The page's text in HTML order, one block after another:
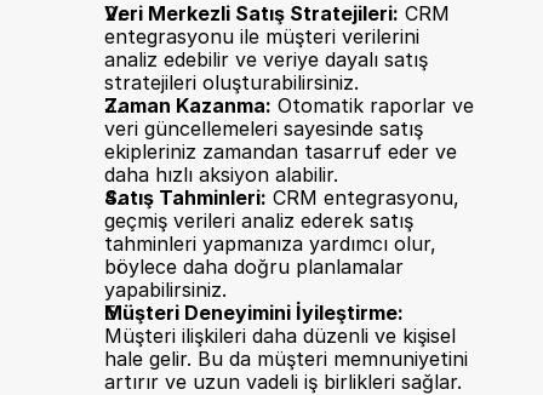
Veri Merkezli Satış Stratejileri: CRM
entegrasyonu ile müşteri verilerini
analiz edebilir ve veriye dayalı satış
stratejileri oluşturabilirsiniz.
Zaman Kazanma: Otomatik raporlar ve
veri güncellemeleri sayesinde satış
ekipleriniz zamandan tasarruf eder ve
daha hızlı aksiyon alabilir.
Satış Tahminleri: CRM entegrasyonu,
geçmiş verileri analiz ederek satış
tahminleri yapmanıza yardımcı olur,
böylece daha doğru planlamalar
yapabilirsiniz.
Müşteri Deneyimini İyileştirme:
Müşteri ilişkileri daha düzenli ve kişisel
hale gelir. Bu da müşteri memnuniyetini
artırır ve uzun vadeli iş birlikleri sağlar.